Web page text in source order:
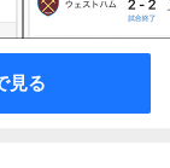
見る